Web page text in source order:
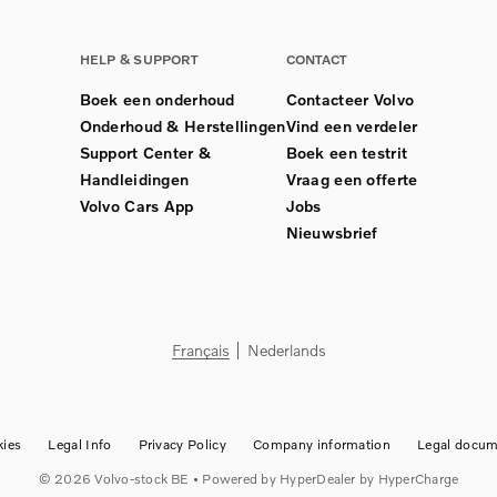
HELP & SUPPORT
Boek een onderhoud
Onderhoud & Herstellingen
Support Center &
Handleidingen
Volvo Cars App
CONTACT
Contacteer Volvo
Vind een verdeler
Boek een testrit
Vraag een offerte
Jobs
Nieuwsbrief
Français Nederlands
Legal Info Privacy Policy Company information Legal
© 2026 Volvo-stock BE • Powered by HyperDealer by HyperCharge